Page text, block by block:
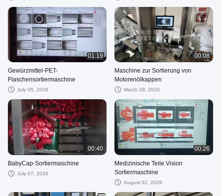
01:19
Gewürzmittel-PET-
Flaschensortiermaschine
July 05, 2026
00:08
Maschine zur Sortierung von
Motorenölkappen
March 29, 2026
00:40
BabyCap-Sortiermaschine
July 07, 2026
00:26
Medizinische Teile Vision
Sortiermaschine
August 02, 2026